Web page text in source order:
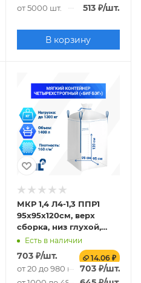
от 5000 шт. 513 ₽/шт.
В корзину
МКР 1,4 Л4-1,3 ППР1
95х95х120см, верх
сборка, низ глухой,
160г/м2
Есть в наличии
703₽/шт. 14.06 ₽
от 20 до 980 шт. 703₽/шт.